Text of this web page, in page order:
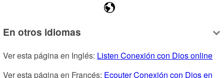
En otros idiomas
Ver esta página en Inglés: Listen Conexión con Dios online
Ver esta página en Francés: Ecouter Conexión con Dios en